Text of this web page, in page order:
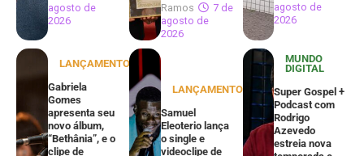
agosto de
2026
Ramos
7 de
agosto de
2026
agosto de
2026
LANÇAMENTOS
Gabriela
Gomes
apresenta seu
novo álbum,
“Bethânia”, e o
clipe de
LANÇAMENTOS
Samuel
Eleoterio lança
o single e
videoclipe de
MUNDO
DIGITAL
Super Gospel +
Podcast com
Rodrigo
Azevedo
estreia nova